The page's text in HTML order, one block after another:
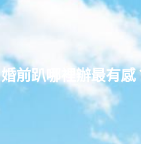
婚前趴哪裡辦最有